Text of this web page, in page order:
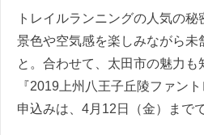
トレイルランニングの人気の秘
景色や空気感を楽しみながら未
と。合わせて、太田市の魅力
『2019上州八王子丘陵ファン
申込みは、4月12日（金）まで